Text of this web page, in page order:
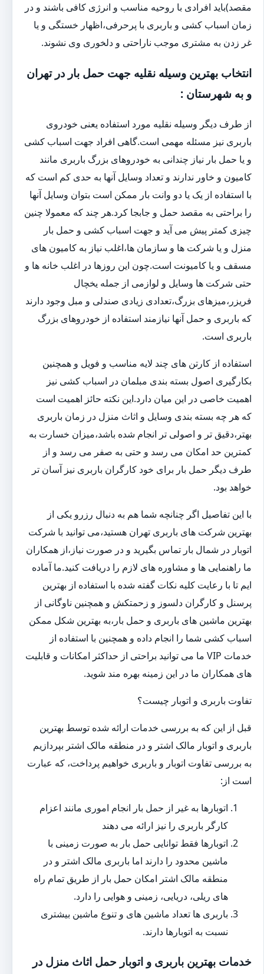
مقصد)باید افرادی با روحیه مناسب و انرژی کافی باشند و در
زمان اسباب کشی و باربری با پرحرفی،اظهار خستگی و یا
غر زدن به مشتری موجب ناراحتی و دلخوری وی نشوند.
انتخاب بهترین وسیله نقلیه جهت حمل بار در تهران
و به شهرستان :
از طرف دیگر وسیله نقلیه مورد استفاده یعنی خودروی
باربری نیز مسئله مهمی است.گاهی افراد جهت اسباب کشی
و یا حمل بار نیاز چندانی به خودروهای بزرگ باربری مانند
کامیون و خاور ندارند و تعداد وسایل آنها به حدی کم است که
با استفاده از یک یا دو وانت بار ممکن است بتوان وسایل آنها
را براحتی به مقصد حمل و جابجا کرد.هر چند که معمولا چنین
چیزی کمتر پیش می آید و جهت اسباب کشی و حمل بار
منزل و یا شرکت ها و سازمان ها،اغلب نیاز به کامیون های
مسقف و یا کامیونت است.چون این روزها در اغلب خانه ها و
حتی شرکت ها وسایل و لوازمی از جمله یخچال
فریزر،میزهای بزرگ،تعدادی زیادی صندلی و مبل وجود دارند
که باربری و حمل آنها نیازمند استفاده از خودروهای بزرگ
باربری است.
استفاده از کارتن های چند لایه مناسب و فویل و همچنین
بکارگیری اصول بسته بندی مبلمان در اسباب کشی نیز
اهمیت خاصی در این میان دارد.این نکته حائز اهمیت است
که هر چه بسته بندی وسایل و اثاث منزل در زمان باربری
بهتر،دقیق تر و اصولی تر انجام شده باشد،میزان خسارت به
کمترین حد امکان می رسد و حتی به صفر می رسد و از
طرف دیگر حمل بار برای خود کارگران باربری نیز آسان تر
خواهد بود.
با این تفاصیل اگر چنانچه شما هم به دنبال رزرو یکی از
بهترین شرکت های باربری تهران هستید،می توانید با شرکت
اتوبار در شمال بار تماس بگیرید و در صورت نیاز،از همکاران
ما راهنمایی ها و مشاوره های لازم را دریافت کنید.ما آماده
ایم تا با رعایت کلیه نکات گفته شده با استفاده از بهترین
پرسنل و کارگران دلسوز و زحمتکش و همچنین ناوگانی از
بهترین ماشین های باربری و حمل بار،به بهترین شکل ممکن
اسباب کشی شما را انجام داده و همچنین با استفاده از
خدمات VIP ما می توانید براحتی از حداکثر امکانات و قابلیت
های همکاران ما در این زمینه بهره مند شوید.
تفاوت باربری و اتوبار چیست؟
قبل از این که به بررسی خدمات ارائه شده توسط بهترین
باربری و اتوبار مالک اشتر و در منطقه مالک اشتر بپردازیم
به بررسی تفاوت اتوبار و باربری خواهیم پرداخت، که عبارت
است از:
اتوبارها به غیر از حمل بار انجام اموری مانند اعزام
کارگر باربری را نیز ارائه می دهند
اتوبارها فقط توانایی حمل بار به صورت زمینی با
ماشین محدود را دارند اما باربری مالک اشتر و در
منطقه مالک اشتر امکان حمل بار از طریق تمام راه
های ریلی، دریایی، زمینی و هوایی را دارد.
باربری ها تعداد ماشین های و تنوع ماشین بیشتری
نسبت به اتوبارها دارند.
خدمات بهترین باربری و اتوبار حمل اثاث منزل در